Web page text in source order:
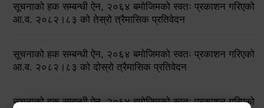
सूचनाको हक सम्बन्धी ऐन, २०६४ बमोजिमको स्वतः प्रकाशन गरिएको
आ.व. २०८२।८३ को तेस्रो त्रैमासिक प्रतिवेदन
सूचनाको हक सम्बन्धी ऐन, २०६४ बमोजिमको स्वतः प्रकाशन गरिएको
आ.व. २०८२।८३ को दोस्रो त्रैमासिक प्रतिवेदन
सूचनाको हक सम्बन्धी ऐन, २०६४ बमोजिमको स्वतः प्रकाशन गरिएको